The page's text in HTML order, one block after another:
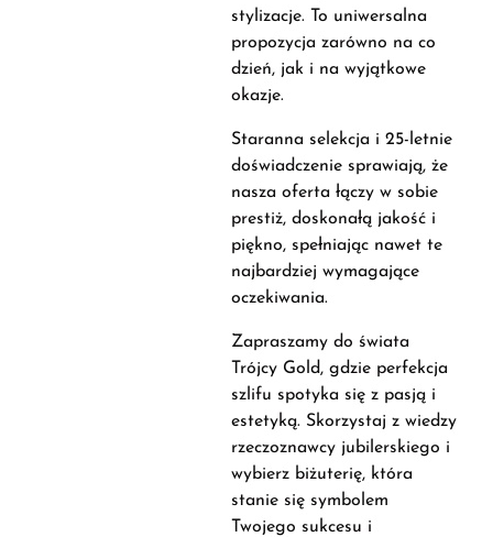
stylizacje. To uniwersalna
propozycja zarówno na co
dzień, jak i na wyjątkowe
okazje.
Staranna selekcja i 25-letnie
doświadczenie sprawiają, że
nasza oferta łączy w sobie
prestiż, doskonałą jakość i
piękno, spełniając nawet te
najbardziej wymagające
oczekiwania.
Zapraszamy do świata
Trójcy Gold, gdzie perfekcja
szlifu spotyka się z pasją i
estetyką. Skorzystaj z wiedzy
rzeczoznawcy jubilerskiego i
wybierz biżuterię, która
stanie się symbolem
Twojego sukcesu i